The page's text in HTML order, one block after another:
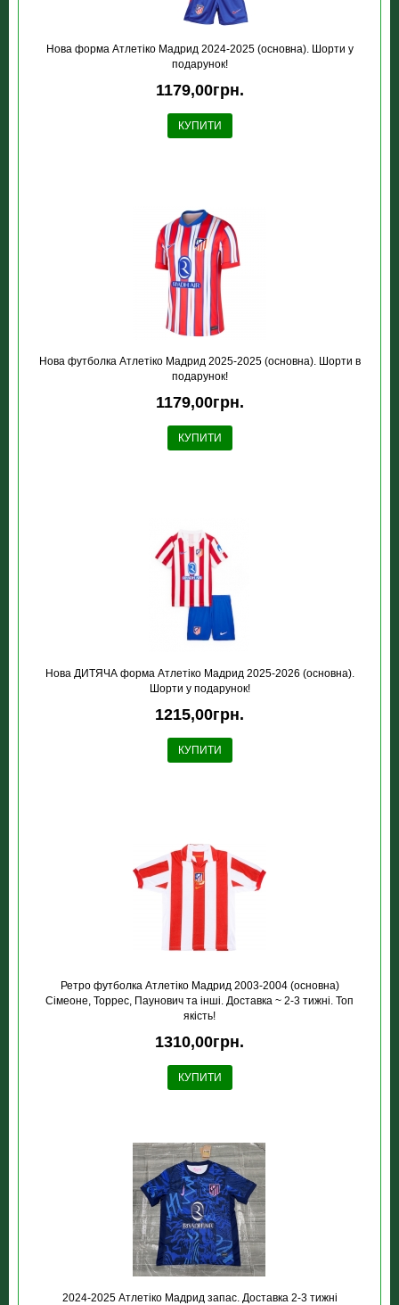
Нова форма Атлетіко Мадрид 2024-2025 (основна). Шорти у
подарунок!
1179,00грн.
КУПИТИ
Нова футболка Атлетіко Мадрид 2025-2025 (основна). Шорти в
подарунок!
1179,00грн.
КУПИТИ
Нова ДИТЯЧА форма Атлетіко Мадрид 2025-2026 (основна).
Шорти у подарунок!
1215,00грн.
КУПИТИ
Ретро футболка Атлетіко Мадрид 2003-2004 (основна)
Сімеоне, Торрес, Паунович та інші. Доставка ~ 2-3 тижні. Топ
якість!
1310,00грн.
КУПИТИ
2024-2025 Атлетіко Мадрид запас. Доставка 2-3 тижні